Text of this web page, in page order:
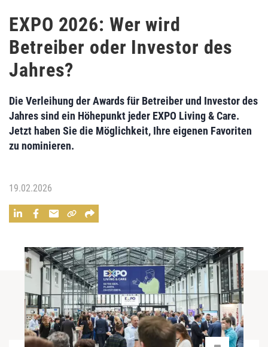
EXPO 2026: Wer wird
Betreiber oder Investor des
Jahres?
Die Verleihung der Awards für Betreiber und Investor des
Jahres sind ein Höhepunkt jeder EXPO Living & Care.
Jetzt haben Sie die Möglichkeit, Ihre eigenen Favoriten
zu nominieren.
19.02.2026